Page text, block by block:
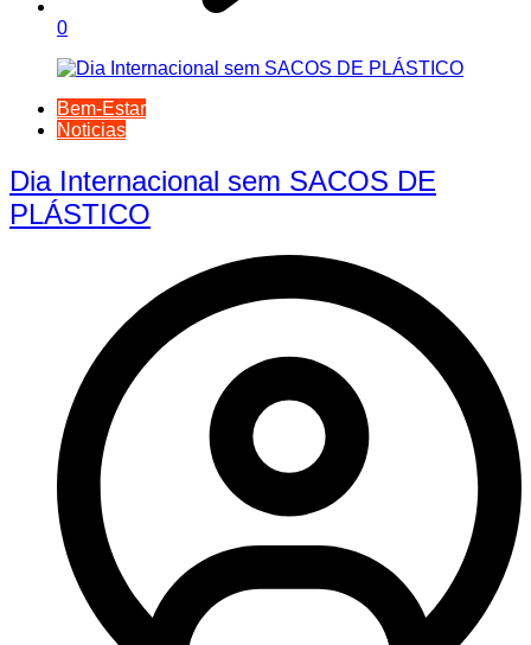
0
Bem-Estar
Noticias
Dia Internacional sem SACOS DE
PLÁSTICO